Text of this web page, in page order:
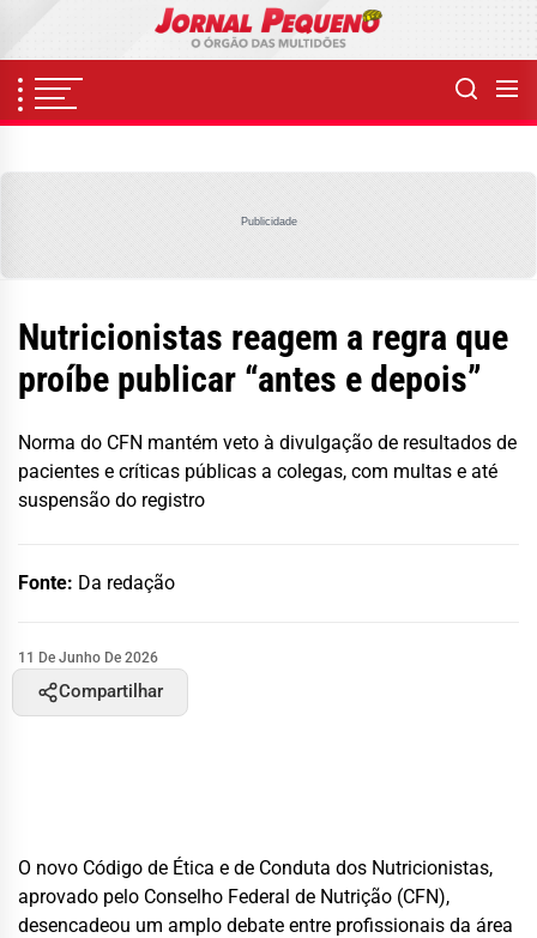
content
Publicidade
Nutricionistas reagem a regra que
proíbe publicar “antes e depois”
Norma do CFN mantém veto à divulgação de resultados de
pacientes e críticas públicas a colegas, com multas e até
suspensão do registro
Fonte: Da redação
11 De Junho De 2026
Compartilhar
O novo Código de Ética e de Conduta dos Nutricionistas,
aprovado pelo Conselho Federal de Nutrição (CFN),
desencadeou um amplo debate entre profissionais da área